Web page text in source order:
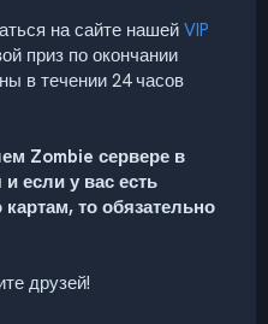
на сайте нашейVIP
приз по окончании
в течении 24 часов
Zombie сервере в
и если у вас есть
то обязательно
друзей!